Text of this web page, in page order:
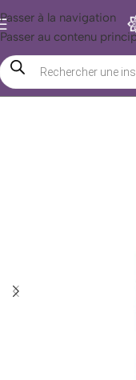
Passer à la navigation
Passer au contenu
Accueil/ Boutique